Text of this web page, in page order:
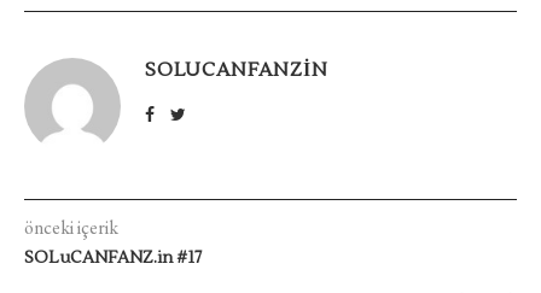
SOLUCANFANZIN
önceki içerik
SOLuCANFANZ.in #17